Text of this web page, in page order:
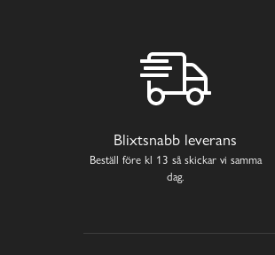
Blixtsnabb leverans
Beställ före kl 13 så skickar vi samma
dag.